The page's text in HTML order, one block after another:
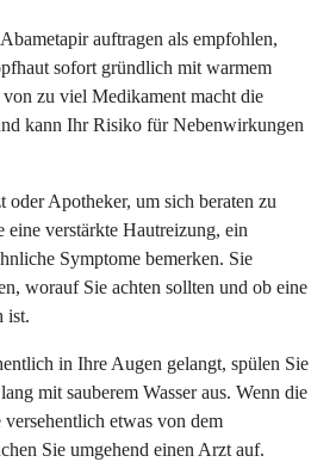
auftragen als empfohlen,
sofort gründlich mit warmem
zu viel Medikament macht die
kann Ihr Risiko für Nebenwirkungen
oder Apotheker, um sich beraten zu
eine verstärkte Hautreizung, ein
Symptome bemerken. Sie
worauf Sie achten sollten und ob eine
ist.
in Ihre Augen gelangt, spülen Sie
mit sauberem Wasser aus. Wenn die
etwas von dem
Sie umgehend einen Arzt auf.